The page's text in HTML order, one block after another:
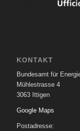
KONTAKT
Bundesamt für
Mühlestrasse 4
3063 Ittigen
Google Maps
Postadresse: